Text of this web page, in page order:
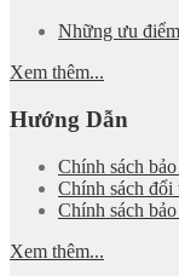
Những ưu
Xem thêm...
Hướng Dẫn
Chính sách
Chính sách đổi
Chính sách
Xem thêm...